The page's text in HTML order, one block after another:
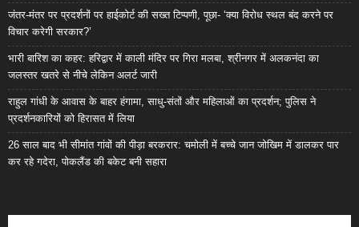
जंतर-मंतर पर प्रदर्शनों पर हाईकोर्ट की सख्त टिप्पणी, पूछा- ‘क्या विरोध स्थल बंद करने पर
विचार करेगी सरकार?’
भारी बारिश का कहर: हरिद्वार में काली मंदिर पर गिरा मलबा, श्रीनगर में अलकनंदा का
जलस्तर खतरे से नीचे लेकिन अलर्ट जारी
राहुल गांधी के आवास के बाहर हंगामा, साधु-संतों और महिलाओं का प्रदर्शन; पुलिस ने
प्रदर्शनकारियों को हिरासत में लिया
26 साल बाद भी सीमांत गांवों की पीड़ा बरकरार: चमोली में बच्चे जान जोखिम में डालकर पार
कर रहे गदेरा, पोकलैंड की बकेट बनी सहारा